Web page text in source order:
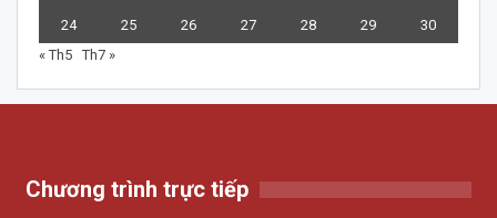
24 25 26 27 28 29
30
« Th5 Th7 »
Chương trình trực tiếp